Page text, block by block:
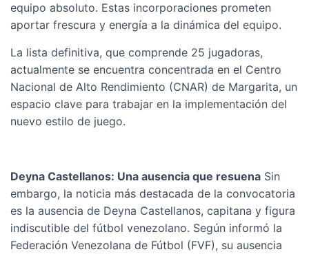
equipo absoluto. Estas incorporaciones prometen
aportar frescura y energía a la dinámica del equipo.
La lista definitiva, que comprende 25 jugadoras,
actualmente se encuentra concentrada en el Centro
Nacional de Alto Rendimiento (CNAR) de Margarita, un
espacio clave para trabajar en la implementación del
nuevo estilo de juego.
Deyna Castellanos: Una ausencia que resuena Sin
embargo, la noticia más destacada de la convocatoria
es la ausencia de Deyna Castellanos, capitana y figura
indiscutible del fútbol venezolano. Según informó la
Federación Venezolana de Fútbol (FVF), su ausencia